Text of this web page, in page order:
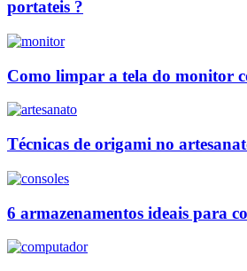
portateis ?
Como limpar a tela do monitor
Técnicas de origami no
6 armazenamentos ideais para